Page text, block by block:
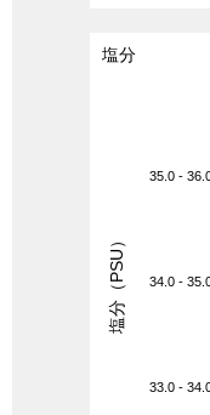
塩分
35.0 -
34.0 -
33.0 -
塩分（PSU）